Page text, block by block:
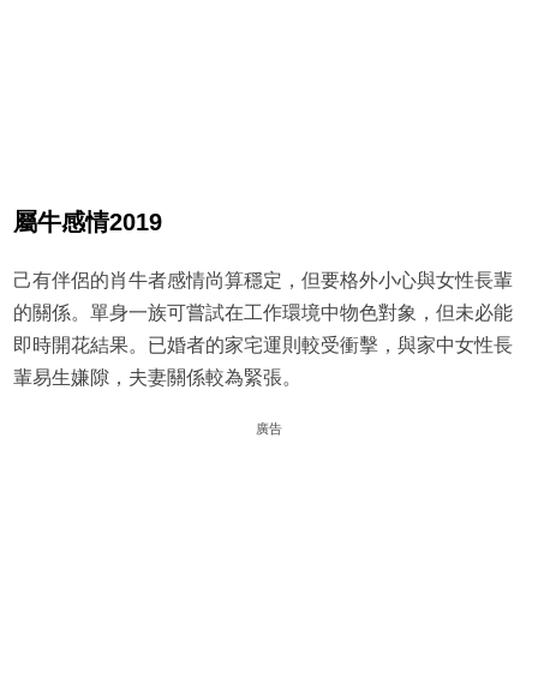
屬牛感情2019
己有伴侶的肖牛者感情尚算穩定，但要格外小心與女性長輩
的關係。單身一族可嘗試在工作環境中物色對象，但未必能
即時開花結果。已婚者的家宅運則較受衝擊，與家中女性長
輩易生嫌隙，夫妻關係較為緊張。
廣告